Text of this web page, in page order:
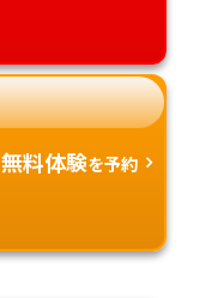
無料体験を予約